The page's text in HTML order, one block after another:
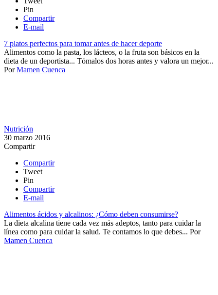
Pin
Compartir
E-mail
7 platos perfectos para tomar antes de hacer deporte
Alimentos como la pasta, los lácteos, o la fruta son básicos en la
dieta de un deportista... Tómalos dos horas antes y valora un mejor...
PorMamen Cuenca
Nutrición
30 marzo 2016
Compartir
Compartir
Tweet
Pin
Compartir
E-mail
Alimentos ácidos y alcalinos: ¿Cómo deben consumirse?
​La dieta alcalina tiene cada vez más adeptos, tanto para cuidar la
línea como para cuidar la salud.​ Te contamos lo que debes... Por
Mamen Cuenca